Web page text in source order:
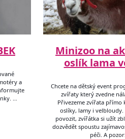
a
…
Minizoo na
oslík lama
Chcete na dětský event
zvířaty který zvedne
Přivezeme zvířata
oslíky, lamy i
povozit, zvířátka si užít
dozvědět spoustu
péči. A